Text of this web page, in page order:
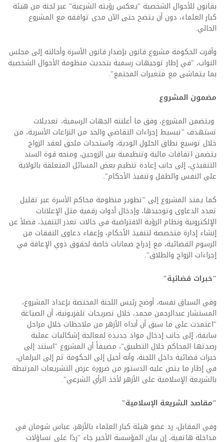
بقانون للأحوال الشخصية "يعكس رؤيته الشرعية" عبر لجنة من هيئة
كبار العلماء، دون أن يتضح حتى الآن مدى توافقه مع المشروع
الحالي.
وأقرت الحكومة مشروع قانون بإصدار قانون الأسرة وأحالته إلى مجلس
النواب، "في إطار توجيهات رسمية بتحديث منظومة الأحوال الشخصية
بما يتماشى مع متغيرات المجتمع".
مضمون المشروع
ويتضمن المشروع، وفق ما أعلنته الجهات الرسمية، تعديلات
تستهدف "تبسيط إجراءات التقاضي والحد من النزاعات الأسرية، من
خلال توسيع نطاق الحلول الودية، واستحداث ملحق لعقد الزواج
يتضمن اتفاقات مالية وتنظيمية بين الزوجين، ومنحه قوة السند
التنفيذي، إلى جانب إعادة تنظيم بعض المسائل المتعلقة بالولاية
على النفس والطفل وتنفيذ الأحكام".
كما يمتد المشروع إلى "تطوير منظومة محاكم الأسرة عبر تقليل
تعدد الدعاوى وتوحيدها، وإدخال أدوات رقمية مثل الإعلانات
الإلكترونية ونظام الرؤية الافتراضية في حالات تعذر التنفيذ، فضلاً عن
إنشاء إدارة متخصصة لتنفيذ الأحكام، وإعفاء دعاوى النفقات من
الرسوم القضائية، مع إدراج ضمانات خاصة لحقوق ذوي الإعاقة في
إجراءات الزواج والطلاق".
"خبرات قضائية"
وفي السياق نفسه، أوضح رئيس اللجنة المختصة بإعداد المشروع،
المستشار عبدالرحمن محمد، خلال تصريحات تلفزيونية، أن الصياغة
"اعتمدت على ما سبق أن أبداه الأزهر من ملاحظات خلال مراحل
سابقة، إلى جانب إدخال مواد جديدة لمعالجة إشكاليات عملية
رصدتها المحاكم خلال التطبيق"، مضيفاً أن المشروع "استند إلى
خبرات قضائية داخل اللجنة، وأنه أحيل إلى الحكومة ثم إلى البرلمان،
في إطار ما ينص عليه الدستور من ضرورة عرض التشريعات المرتبطة
بالشريعة الإسلامية على الأزهر لأخذ الرأي الشرعي".
"مقاصد الشريعة الإسلامية"
وفي المقابل، رد عضو هيئة كبار العلماء بالأزهر، عباس شومان في
مداخلة هاتفية، إن بيان المؤسسة الأخير جاء "ردًا على تساؤلات